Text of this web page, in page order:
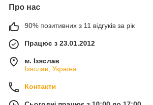
Про нас
90% позитивних з 11 відгуків за рік
Працює з 23.01.2012
м. Ізяслав
Ізяслав, Україна
Контакти